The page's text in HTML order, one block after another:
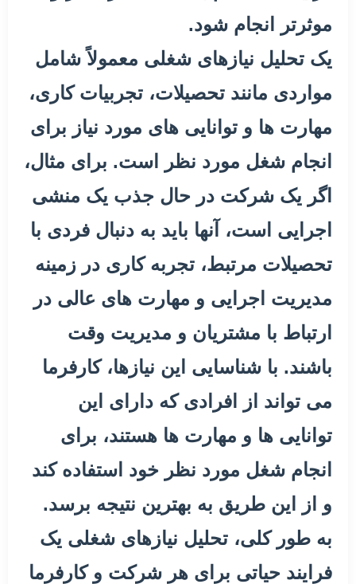
موثرتر انجام شود.
یک تحلیل نیازهای شغلی معمولاً شامل
مواردی مانند تحصیلات، تجربیات کاری،
مهارت ها و توانایی های مورد نیاز برای
انجام شغل مورد نظر است. برای مثال،
اگر یک شرکت در حال جذب یک منشی
اجرایی است، آنها باید به دنبال فردی با
تحصیلات مرتبط، تجربه کاری در زمینه
مدیریت اجرایی و مهارت های عالی در
ارتباط با مشتریان و مدیریت وقت
باشند. با شناسایی این نیازها، کارفرما
می تواند از افرادی که دارای این
توانایی ها و مهارت ها هستند، برای
انجام شغل مورد نظر خود استفاده کند
و از این طریق به بهترین نتیجه برسد.
به طور کلی، تحلیل نیازهای شغلی یک
فرایند حیاتی برای هر شرکت و کارفرما